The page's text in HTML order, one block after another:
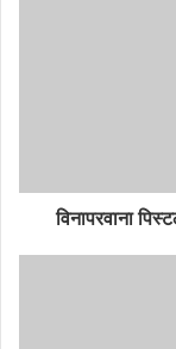
विनापरवाना